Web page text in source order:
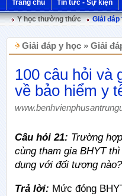
Trang chủ Tin tức - Sự kiện
Y học thường thức
Giải
Giải đáp y học » Giải
100 câu hỏi và
về bảo hiểm y
Câu hỏi 21: Trường
cùng tham gia BHYT
dụng với đối tượng nào?
Trả lời: Mức đóng